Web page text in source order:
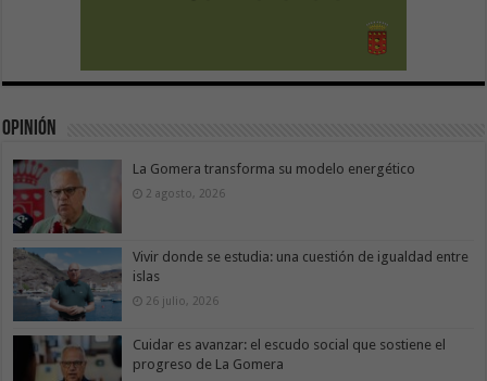
Opinión
La Gomera transforma su modelo energético
2 agosto, 2026
Vivir donde se estudia: una cuestión de igualdad entre
islas
26 julio, 2026
Cuidar es avanzar: el escudo social que sostiene el
progreso de La Gomera